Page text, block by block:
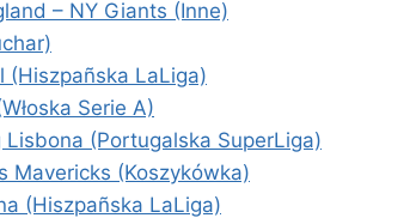
– NY Giants (Inne)
(Hiszpañska LaLiga)
Serie A)
(Portugalska SuperLiga)
(Koszykówka)
(Hiszpañska LaLiga)